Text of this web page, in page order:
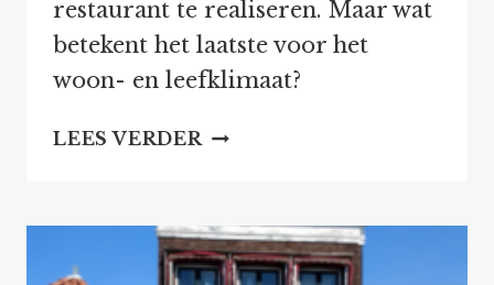
restaurant te realiseren. Maar wat
betekent het laatste voor het
woon- en leefklimaat?
LEES VERDER RESTAURANT